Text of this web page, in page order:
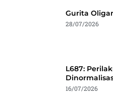
Gurita
28/07/2026
L687:
16/07/2026